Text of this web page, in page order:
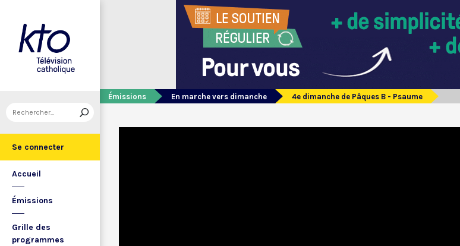
Se connecter
Accueil
Émissions
Grille des
programmes
Émissions En marche vers dimanche 4e dimanche de Pâques B - Psaume